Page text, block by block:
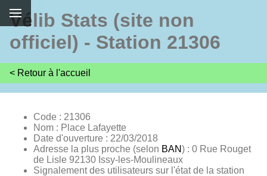
Vélib Stats (site non
officiel) - Station 21306
< Retour à l'accueil
Code : 21306
Nom : Place Lafayette
Date d'ouverture : 22/03/2018
Adresse la plus proche (selon BAN) : 0 Rue Rouget
de Lisle 92130 Issy-les-Moulineaux
Signalement des utilisateurs sur l'état de la station